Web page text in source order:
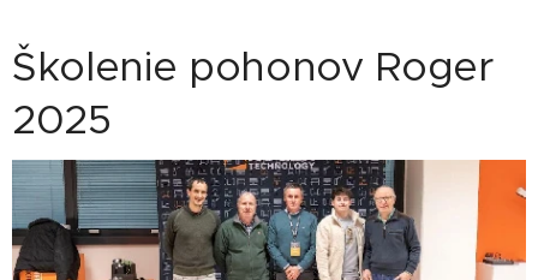
Školenie pohonov Roger
2025